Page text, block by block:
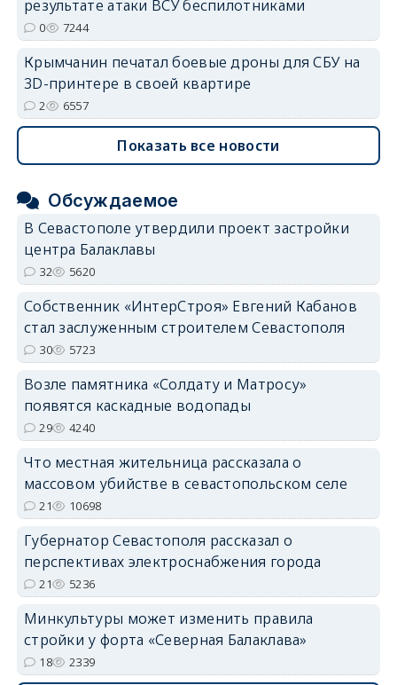
результате атаки ВСУ беспилотниками
0 7244
Крымчанин печатал боевые дроны для СБУ на
3D-принтере в своей квартире
2 6557
Показать все новости
Обсуждаемое
В Севастополе утвердили проект застройки
центра Балаклавы
32 5620
Собственник «ИнтерСтроя» Евгений Кабанов
стал заслуженным строителем Севастополя
30 5723
Возле памятника «Солдату и Матросу»
появятся каскадные водопады
29 4240
Что местная жительница рассказала о
массовом убийстве в севастопольском селе
21 10698
Губернатор Севастополя рассказал о
перспективах электроснабжения города
21 5236
Минкультуры может изменить правила
стройки у форта «Северная Балаклава»
18 2339